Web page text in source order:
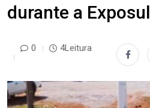
durante a Exposul
0 4Leitura